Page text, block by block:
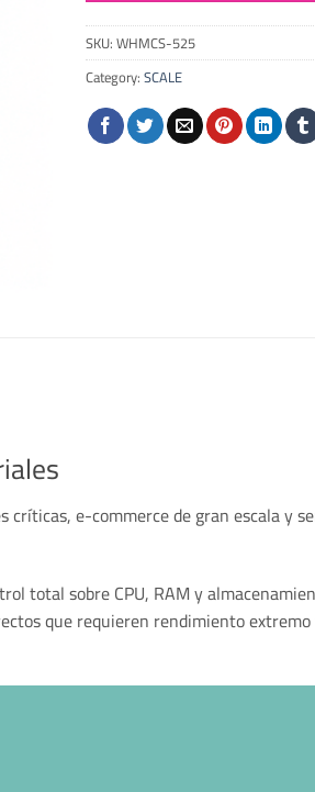
SKU:WHMCS-525
Category:SCALE
críticas, e-commerce de gran escala y
total sobre CPU, RAM y
que requieren rendimiento